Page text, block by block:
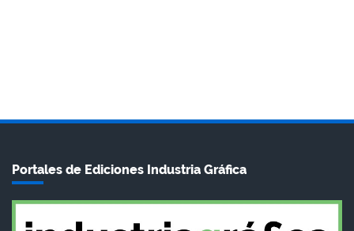
Portales de Ediciones Industria Gráfica